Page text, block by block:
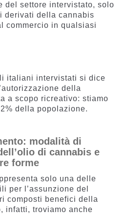
del settore intervistato, solo
derivati della cannabis
commercio in qualsiasi
italiani intervistati si dice
della
a scopo ricreativo: stiamo
della popolazione.
modalità di
di cannabis e
forme
solo una delle
per l’assunzione del
composti benefici della
infatti, troviamo anche